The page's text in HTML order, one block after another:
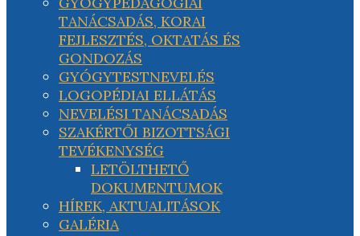
TANÁCSADÁS, KORAI
FEJLESZTÉS, OKTATÁS ÉS
GONDOZÁS
GYÓGYTESTNEVELÉS
LOGOPÉDIAI ELLÁTÁS
NEVELÉSI TANÁCSADÁS
SZAKÉRTŐI BIZOTTSÁGI
TEVÉKENYSÉG
LETÖLTHETŐ
DOKUMENTUMOK
HÍREK, AKTUALITÁSOK
GALÉRIA